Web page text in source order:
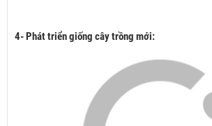
4- Phát triển giống cây trồng mới: